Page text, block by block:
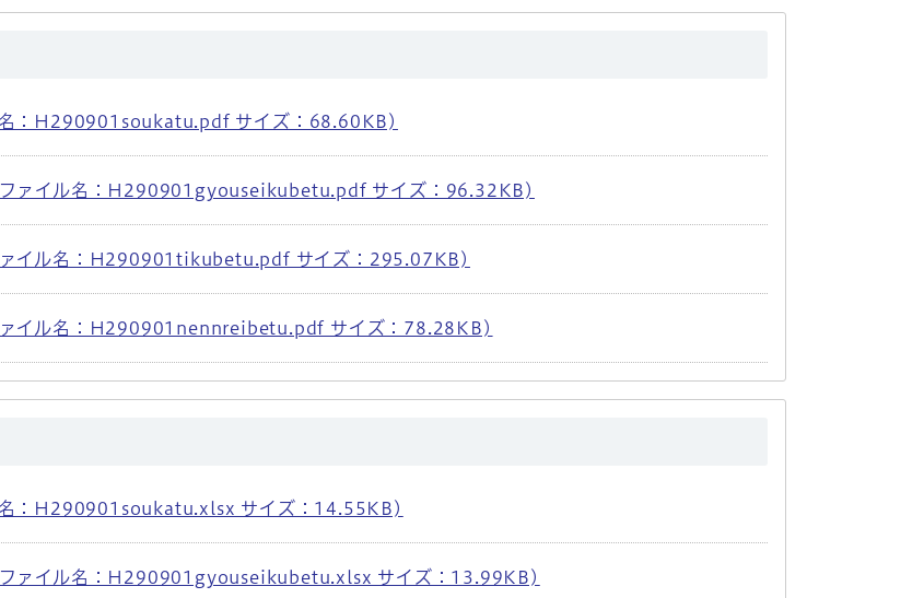
：H290901soukatu.pdf サイズ：68.60KB)
ァイル名：H290901gyouseikubetu.pdf サイズ：96.32KB)
イル名：H290901tikubetu.pdf サイズ：295.07KB)
イル名：H290901nennreibetu.pdf サイズ：78.28KB)
：H290901soukatu.xlsx サイズ：14.55KB)
ァイル名：H290901gyouseikubetu.xlsx サイズ：13.99KB)